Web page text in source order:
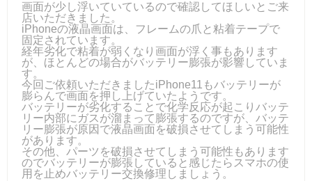
画面が少し浮いていているので確認してほしいとご来
店いただきました。
iPhoneの液晶画面は、フレームの爪と粘着テープで
固定されています。
経年劣化で粘着が弱くなり画面が浮く事もあります
が、ほとんどの場合がバッテリー膨張が影響していま
す。
今回ご依頼いただきましたiPhone11もバッテリーが
膨らんで画面を押し上げていたようです。
バッテリーが劣化することで化学反応が起こりバッテ
リー内部にガスが溜まって膨張するのですが、バッテ
リー膨張が原因で液晶画面を破損させてしまう可能性
があります。
その他、パーツを破損させてしまう可能性もあります
のでバッテリーが膨張していると感じたらスマホの使
用を止めバッテリー交換修理しましょう。